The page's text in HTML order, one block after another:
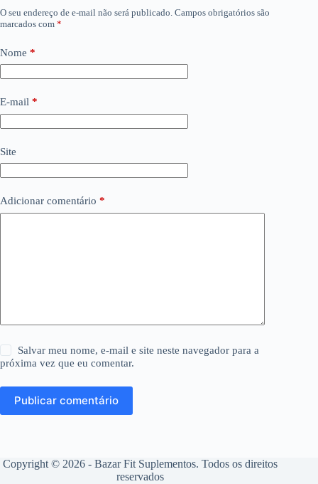
O seu endereço de e-mail não será publicado. Campos obrigatórios são
marcados com *
Nome *
E-mail *
Site
Adicionar comentário *
Salvar meu nome, e-mail e site neste navegador para a
próxima vez que eu comentar.
Publicar comentário
Copyright © 2026 - Bazar Fit Suplementos. Todos os direitos
reservados